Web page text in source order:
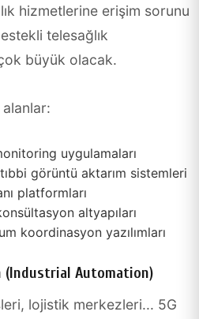
hizmetlerine erişim sorunu
telesağlık
büyük olacak.
uygulamaları
görüntü aktarım sistemleri
platformları
altyapıları
koordinasyon yazılımları
(Industrial Automation)
lojistik merkezleri... 5G